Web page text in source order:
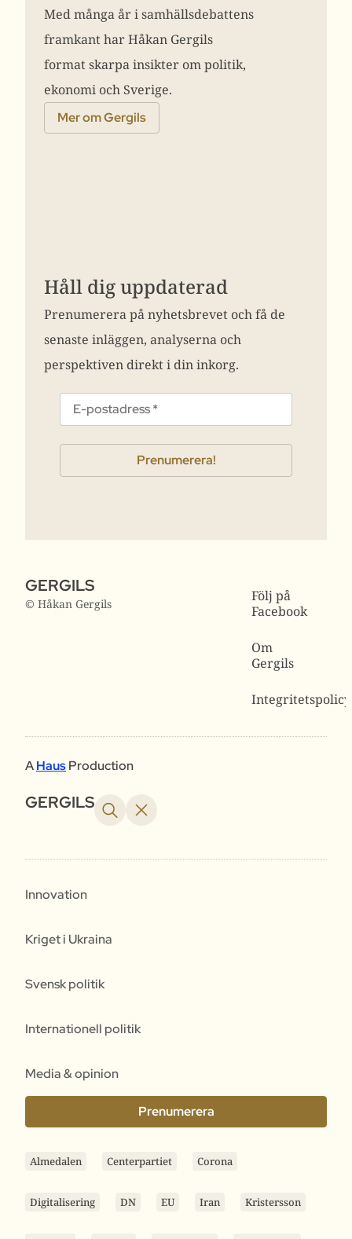
Med många år i samhällsdebattens
framkant har Håkan Gergils
format skarpa insikter om politik,
ekonomi och Sverige.
Mer om Gergils
Håll dig uppdaterad
Prenumerera på nyhetsbrevet och få de
senaste inläggen, analyserna och
perspektiven direkt i din inkorg.
GERGILS
© Håkan Gergils
Följ på
Facebook
Om
Gergils
Integritetspolicy
AHausProduction
GERGILS
Innovation
Kriget i Ukraina
Svensk politik
Internationell politik
Media & opinion
Prenumerera
Almedalen Centerpartiet Corona
Digitalisering DN EU Iran Kristersson